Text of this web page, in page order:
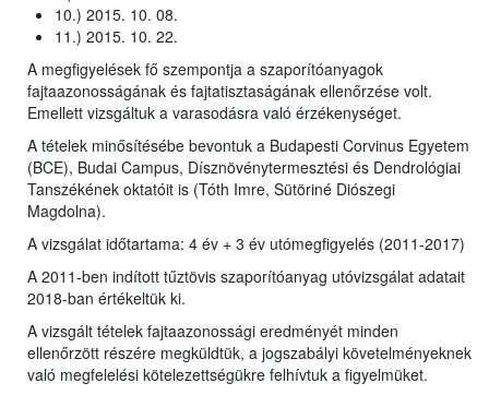
10.) 2015. 10. 08.
11.) 2015. 10. 22.
A megfigyelések fő szempontja a szaporítóanyagok
fajtaazonosságának és fajtatisztaságának ellenőrzése volt.
Emellett vizsgáltuk a varasodásra való érzékenységet.
A tételek minősítésébe bevontuk a Budapesti Corvinus Egyetem
(BCE), Budai Campus, Dísznövénytermesztési és Dendrológiai
Tanszékének oktatóit is (Tóth Imre, Sütöriné Diószegi
Magdolna).
A vizsgálat időtartama: 4 év + 3 év utómegfigyelés (2011-2017)
A 2011-ben indított tűztövis szaporítóanyag utóvizsgálat adatait
2018-ban értékeltük ki.
A vizsgált tételek fajtaazonossági eredményét minden
ellenőrzött részére megküldtük, a jogszabályi követelményeknek
való megfelelési kötelezettségükre felhívtuk a figyelmüket.